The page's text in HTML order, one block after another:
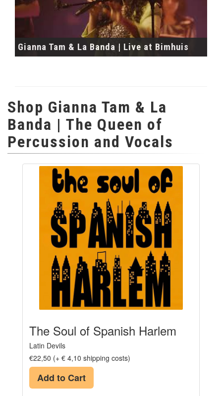
Gianna Tam & La Banda | Live at Bimhuis
Shop Gianna Tam & La
Banda | The Queen of
Percussion and Vocals
The Soul of Spanish Harlem
Latin Devils
€22,50 (+ € 4,10 shipping costs)
Add to Cart